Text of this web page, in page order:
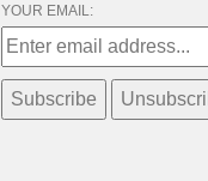
YOUR EMAIL: